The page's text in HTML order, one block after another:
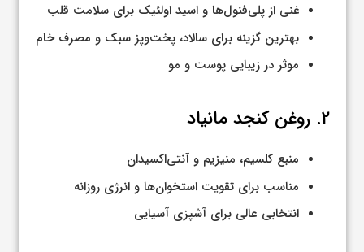
غنی از پلی‌فنول‌ها و اسید اولئیک برای سلامت قلب
بهترین گزینه برای سالاد، پخت‌وپز سبک و مصرف خام
موثر در زیبایی پوست و مو
۲. روغن کنجد مانیاد
منبع کلسیم، منیزیم و آنتی‌اکسیدان
مناسب برای تقویت استخوان‌ها و انرژی روزانه
انتخابی عالی برای آشپزی آسیایی